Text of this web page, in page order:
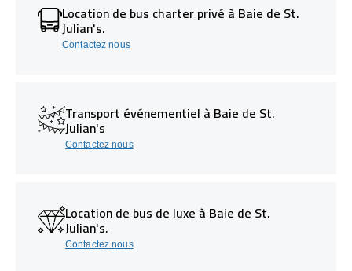
Location de bus charter privé à Baie de St.
Julian's.
Contactez nous
Transport événementiel à Baie de St.
Julian's
Contactez nous
Location de bus de luxe à Baie de St.
Julian's.
Contactez nous